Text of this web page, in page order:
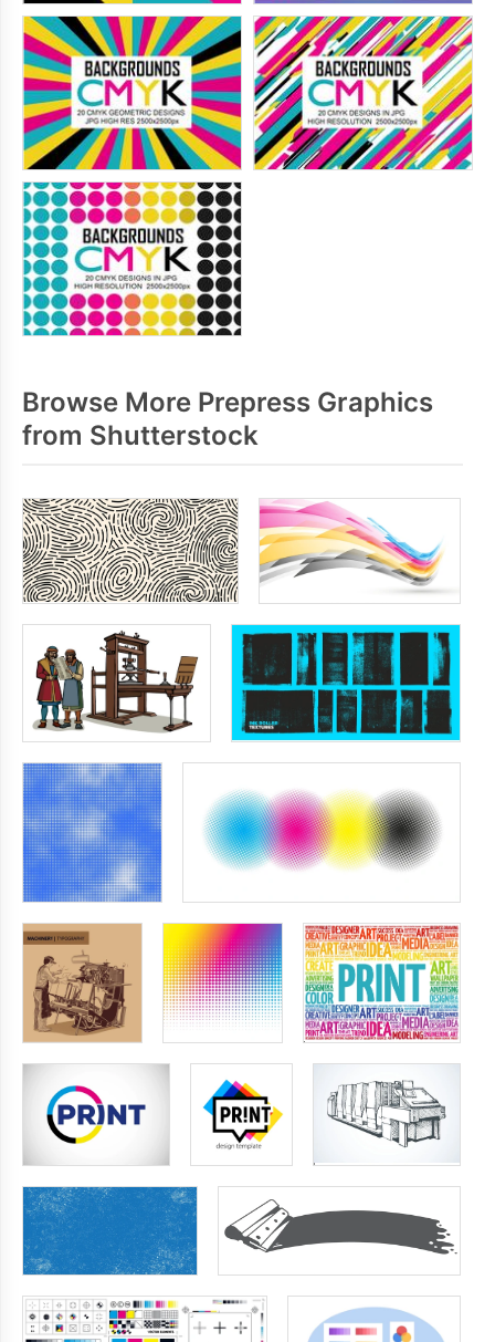
Browse More Prepress Graphics
from Shutterstock